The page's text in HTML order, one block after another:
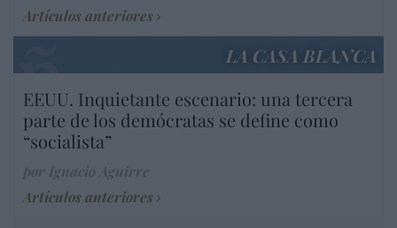
Artículos anteriores
LA CASA BLANCA
EEUU. Inquietante escenario: una tercera
parte de los demócratas se define como
“socialista”
Artículos anteriores